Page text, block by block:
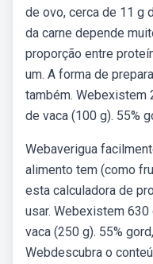
de ovo, cerca de 11 g
da carne depende
proporção entre
um. A forma de
também. Webexistem
de vaca (100 g). 55%
Webaverigua
alimento tem (como
esta calculadora de
usar. Webexistem
vaca (250 g). 55%
Webdescubra o